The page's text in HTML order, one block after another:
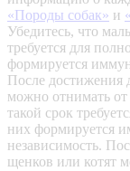
«Породы собак» и
Убедитесь, что
требуется для
формируется
После достижения
можно отнимать
такой срок
них формируется
независимость.
щенков или котят